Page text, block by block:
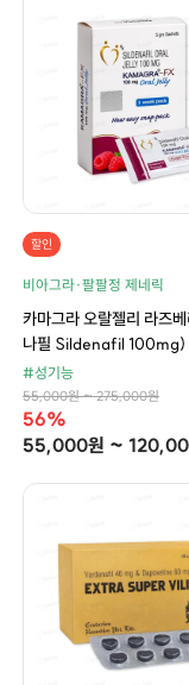
할인
비아그라·팔팔정 제네릭
카마그라 오랄젤리 라즈
나필 Sildenafil 100mg)
#성기능
55,000원 ~ 275,000원
56%
55,000원 ~